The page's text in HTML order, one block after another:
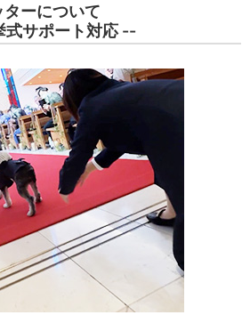
ーについて
式サポート対応 --